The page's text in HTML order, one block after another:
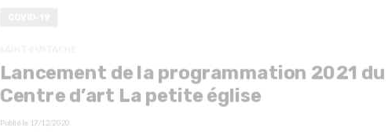
Lancement de la programmation 2021 du
Centre d’art La petite église
Publié le 17/12/2020